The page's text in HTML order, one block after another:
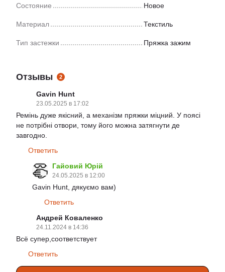
Состояние Новое
Материал Текстиль
Тип застежки Пряжка зажим
Отзывы 2
Gavin Hunt
23.05.2025 в 17:02
Ремінь дуже якісний, а механізм пряжки міцний. У поясі
не потрібні отвори, тому його можна затягнути де
завгодно.
Ответить
Гайовий Юрій
24.05.2025 в 12:00
Gavin Hunt, дякуємо вам)
Ответить
Андрей Коваленко
24.11.2024 в 14:36
Всё супер,соответствует
Ответить